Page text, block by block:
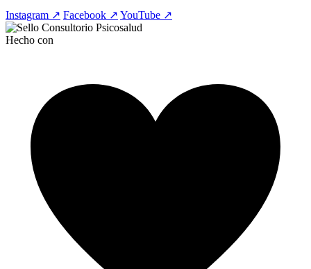
Instagram ↗ Facebook ↗ YouTube ↗
Hecho con